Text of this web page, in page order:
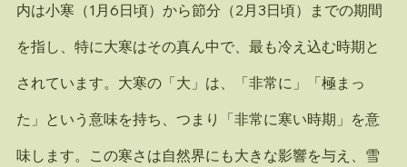
内は小寒（1月6日頃）から節分（2月3日頃）までの期間
を指し、特に大寒はその真ん中で、最も冷え込む時期と
されています。大寒の「大」は、「非常に」「極まっ
た」という意味を持ち、つまり「非常に寒い時期」を意
味します。この寒さは自然界にも大きな影響を与え、雪